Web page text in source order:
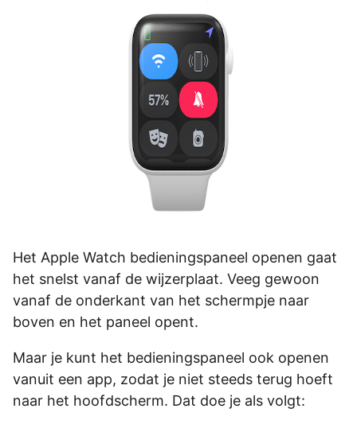
Het Apple Watch bedieningspaneel openen gaat
het snelst vanaf de wijzerplaat. Veeg gewoon
vanaf de onderkant van het schermpje naar
boven en het paneel opent.
Maar je kunt het bedieningspaneel ook openen
vanuit een app, zodat je niet steeds terug hoeft
naar het hoofdscherm. Dat doe je als volgt: